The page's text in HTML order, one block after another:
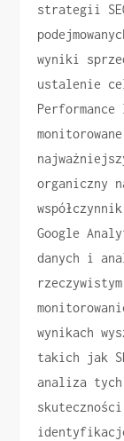
strategii
wyniki
ustalenie
organiczny
Google
danych i
wynikach
takich jak
analiza tych